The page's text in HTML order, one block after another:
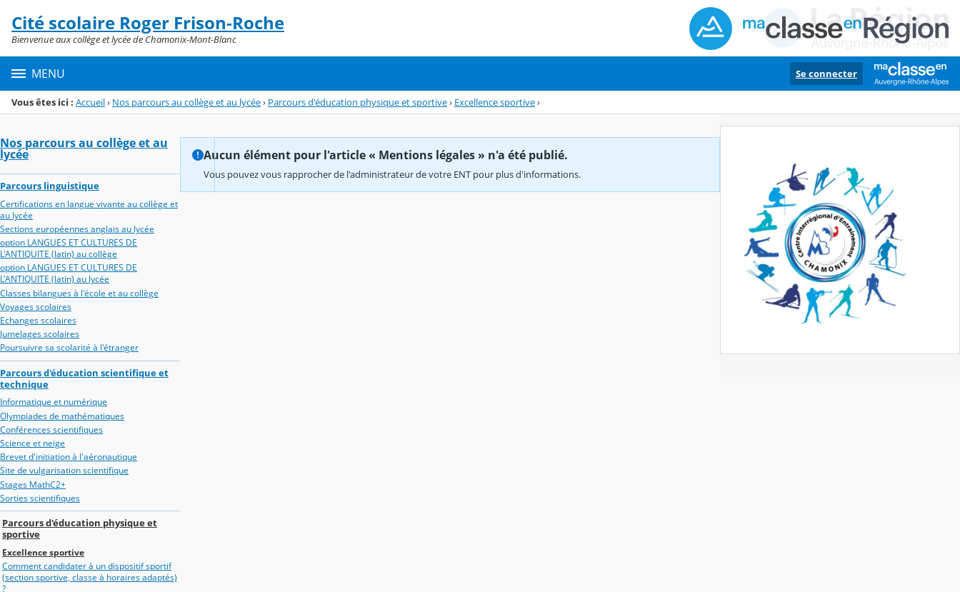
Menu de la rubrique
Contenu
Cité scolaire Roger Frison-Roche
Bienvenue aux collège et lycée de Chamonix-Mont-Blanc
MENU Se connecter
Vous êtes ici : Accueil› Nos parcours au collège et au lycée› Parcours d'éducation physique et sportive› Excellence sportive›
Nos parcours au collège et au
lycée
Parcours linguistique
Certifications en langue vivante au collège et
au lycée
Sections européennes anglais au lycée
option LANGUES ET CULTURES DE
L'ANTIQUITE (latin) au collège
option LANGUES ET CULTURES DE
L'ANTIQUITE (latin) au lycée
Classes bilangues à l'école et au collège
Voyages scolaires
Echanges scolaires
Jumelages scolaires
Poursuivre sa scolarité à l'étranger
Parcours d'éducation scientifique et
technique
Informatique et numérique
Olympiades de mathématiques
Conférences scientifiques
Science et neige
Brevet d'initiation à l'aéronautique
Site de vulgarisation scientifique
Stages MathC2+
Sorties scientifiques
Parcours d'éducation physique et
sportive
Excellence sportive
Comment candidater à un dispositif sportif
(section sportive, classe à horaires adaptés)
?
Aucun élément pour l'article « Mentions légales » n'a été publié.
Vous pouvez vous rapprocher de l'administrateur de votre ENT pour plus d'informations.